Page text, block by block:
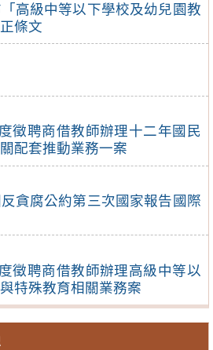
高級中等以下學校及幼兒園教
條文
徵聘商借教師辦理十二年國民
配套推動業務一案
貪腐公約第三次國家報告國際
徵聘商借教師辦理高級中等以
特殊教育相關業務案